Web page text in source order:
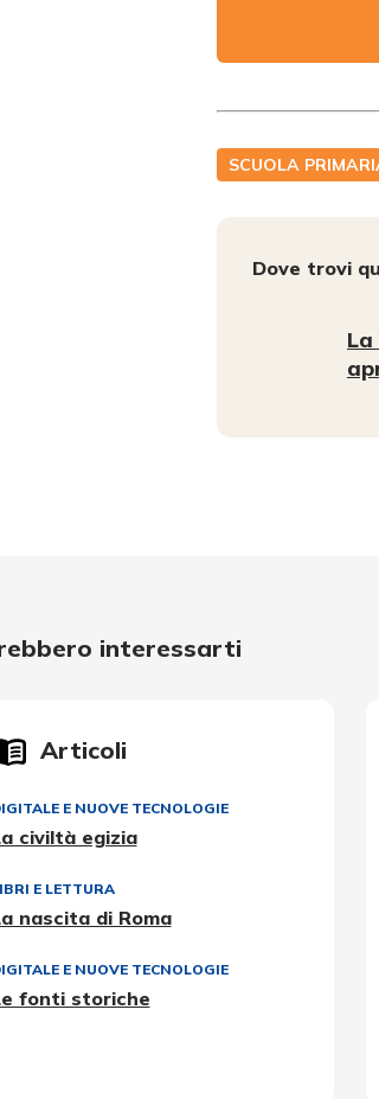
SCUOLA
Dove trovi
interessarti
Articoli
E NUOVE TECNOLOGIE
civiltà egizia
E LETTURA
nascita di Roma
E NUOVE TECNOLOGIE
fonti storiche